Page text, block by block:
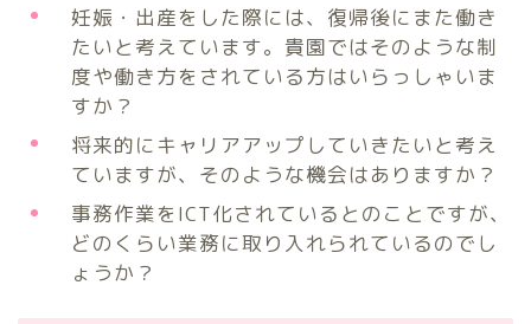
妊娠・出産をした際には、復帰後にまた働き
たいと考えています。貴園ではそのような制
度や働き方をされている方はいらっしゃいま
すか？
将来的にキャリアアップしていきたいと考え
ていますが、そのような機会はありますか？
事務作業をICT化されているとのことですが、
どのくらい業務に取り入れられているのでし
ょうか？